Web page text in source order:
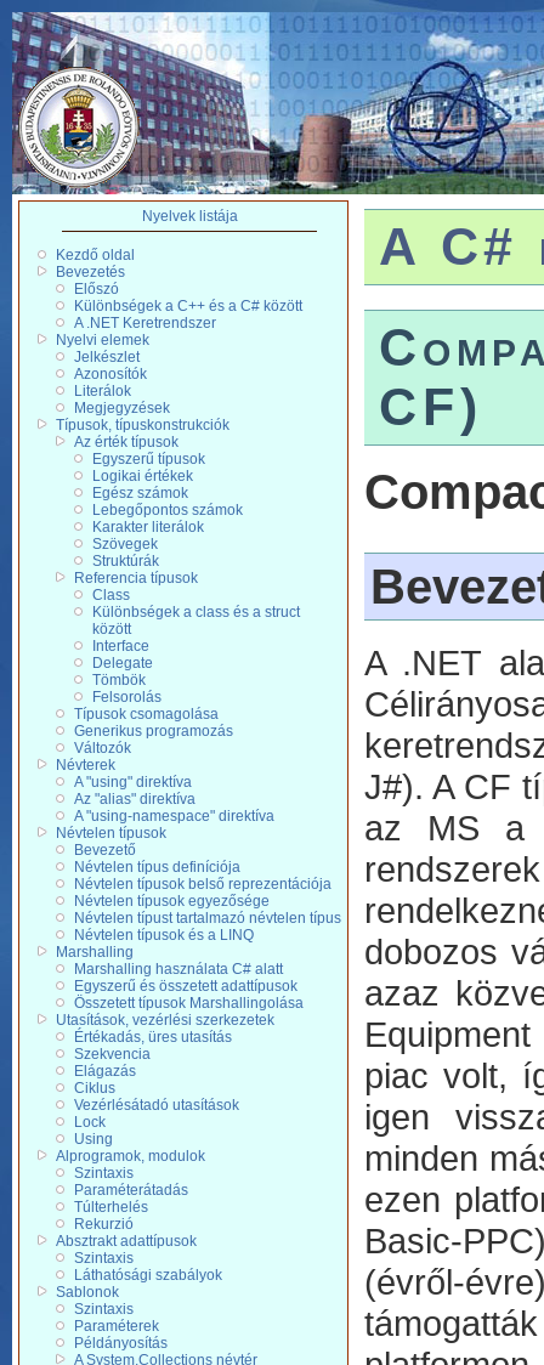
Nyelvek listája
Kezdő oldal
Bevezetés
Előszó
Különbségek a C++ és a C# között
A .NET Keretrendszer
Nyelvi elemek
Jelkészlet
Azonosítók
Literálok
Megjegyzések
Típusok, típuskonstrukciók
Az érték típusok
Egyszerű típusok
Logikai értékek
Egész számok
Lebegőpontos számok
Karakter literálok
Szövegek
Struktúrák
Referencia típusok
Class
Különbségek a class és a struct
között
Interface
Delegate
Tömbök
Felsorolás
Típusok csomagolása
Generikus programozás
Változók
Névterek
A "using" direktíva
Az "alias" direktíva
A "using-namespace" direktíva
Névtelen típusok
Bevezető
Névtelen típus definíciója
Névtelen típusok belső reprezentációja
Névtelen típusok egyezősége
Névtelen típust tartalmazó névtelen típus
Névtelen típusok és a LINQ
Marshalling
Marshalling használata C# alatt
Egyszerű és összetett adattípusok
Összetett típusok Marshallingolása
Utasítások, vezérlési szerkezetek
Értékadás, üres utasítás
Szekvencia
Elágazás
Ciklus
Vezérlésátadó utasítások
Lock
Using
Alprogramok, modulok
Szintaxis
Paraméterátadás
Túlterhelés
Rekurzió
Absztrakt adattípusok
Szintaxis
Láthatósági szabályok
Sablonok
Szintaxis
Paraméterek
Példányosítás
A System.Collections névtér
A C#
CF)
A .NET
J#). A CF
az MS a
dobozos
azaz
piac volt,
igen
minden
ezen
Basic-
(évről-